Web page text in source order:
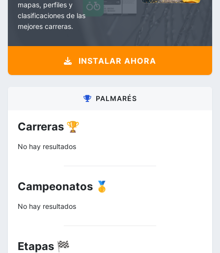
mapas, perfiles y
clasificaciones de las
mejores carreras.
INSTALAR AHORA
PALMARÉS
Carreras 🏆
No hay resultados
Campeonatos 🥇
No hay resultados
Etapas 🏁